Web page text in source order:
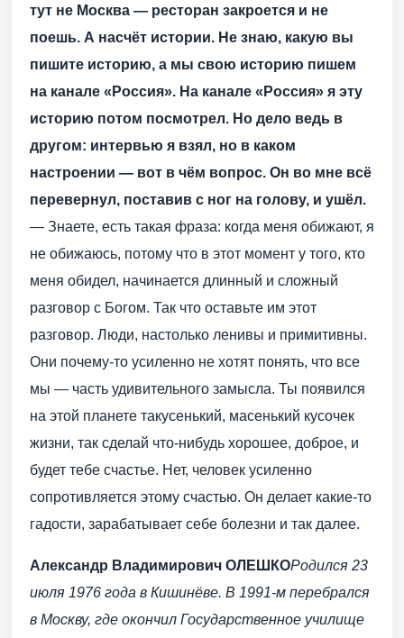
тут не Москва — ресторан закроется и не
поешь. А насчёт истории. Не знаю, какую вы
пишите историю, а мы свою историю пишем
на канале «Россия». На канале «Россия» я эту
историю потом посмотрел. Но дело ведь в
другом: интервью я взял, но в каком
настроении — вот в чём вопрос. Он во мне всё
перевернул, поставив с ног на голову, и ушёл.
— Знаете, есть такая фраза: когда меня обижают, я
не обижаюсь, потому что в этот момент у того, кто
меня обидел, начинается длинный и сложный
разговор с Богом. Так что оставьте им этот
разговор. Люди, настолько ленивы и примитивны.
Они почему-то усиленно не хотят понять, что все
мы — часть удивительного замысла. Ты появился
на этой планете такусенький, масенький кусочек
жизни, так сделай что-нибудь хорошее, доброе, и
будет тебе счастье. Нет, человек усиленно
сопротивляется этому счастью. Он делает какие-то
гадости, зарабатывает себе болезни и так далее.
Александр Владимирович ОЛЕШКОРодился 23
июля 1976 года в Кишинёве. В 1991-м перебрался
в Москву, где окончил Государственное училище